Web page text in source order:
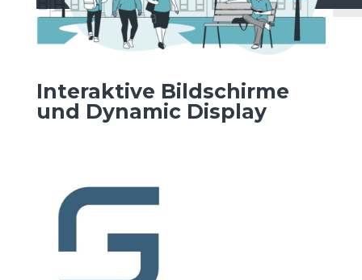
Interaktive Bildschirme
und Dynamic Display